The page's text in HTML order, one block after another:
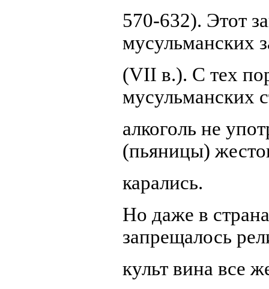
570-632). Этот
мусульманских
(VII в.). С тех
мусульманских
алкоголь не
(пьяницы)
карались.
Но даже в
запрещалось
культ вина все